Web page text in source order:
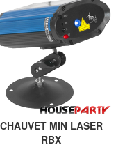
CHAUVET MIN LASER
RBX